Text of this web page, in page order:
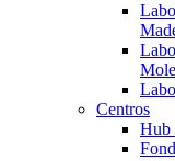
Centros
Hub